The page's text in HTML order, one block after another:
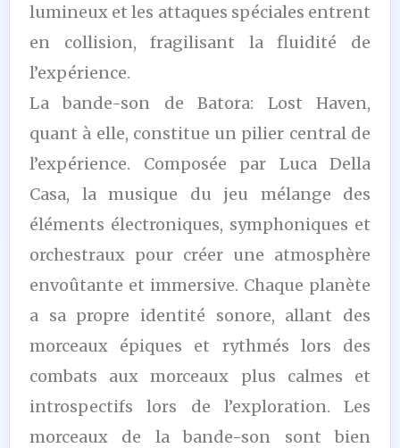
lumineux et les attaques spéciales entrent
en collision, fragilisant la fluidité de
l’expérience.
La bande-son de Batora: Lost Haven,
quant à elle, constitue un pilier central de
l’expérience. Composée par Luca Della
Casa, la musique du jeu mélange des
éléments électroniques, symphoniques et
orchestraux pour créer une atmosphère
envoûtante et immersive. Chaque planète
a sa propre identité sonore, allant des
morceaux épiques et rythmés lors des
combats aux morceaux plus calmes et
introspectifs lors de l’exploration. Les
morceaux de la bande-son sont bien